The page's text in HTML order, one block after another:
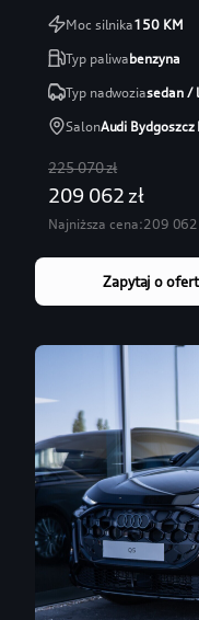
Moc silnika150KM
Typ paliwabenzyna
Typ nadwoziasedan /
SalonAudi Bydgoszcz
225 070 zł
209 062 zł
Najniższa cena:209 062
Zapytaj o